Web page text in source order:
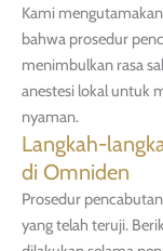
Kami
bahwa prosedur
menimbulkan rasa
anestesi lokal untuk
nyaman.
Langkah-
di Omniden
Prosedur
yang telah teruji.